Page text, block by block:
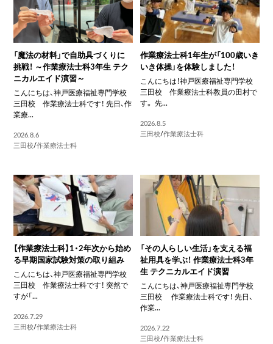
「魔法の材料」で自助具づくりに
挑戦！ ～作業療法士科3年生 テク
ニカルエイド演習～
こんにちは、神戸医療福祉専門学校
三田校 作業療法士科です！ 先日、作
業療...
2026.8.6
三田校/作業療法士科
作業療法士科1年生が「100歳いき
いき体操」を体験しました！
こんにちは！神戸医療福祉専門学校
三田校 作業療法士科教員の田村で
す。 先...
2026.8.5
三田校/作業療法士科
【作業療法士科】1・2年次から始め
る早期国家試験対策の取り組み
こんにちは、神戸医療福祉専門学校
三田校 作業療法士科です！ 突然で
すが「...
2026.7.29
三田校/作業療法士科
「その人らしい生活」を支える福
祉用具を学ぶ！ 作業療法士科3年
生 テクニカルエイド演習
こんにちは、神戸医療福祉専門学校
三田校 作業療法士科です！ 先日、
作業...
2026.7.22
三田校/作業療法士科